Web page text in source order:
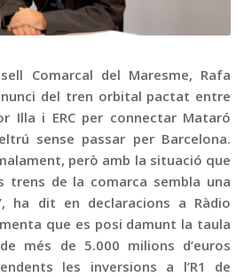
Comarcal del Maresme, Rafa
del tren orbital pactat entre
Illa i ERC per connectar Mataró
sense passar per Barcelona.
però amb la situació que
trens de la comarca sembla una
ha dit en declaracions a Ràdio
que es posi damunt la taula
més de 5.000 milions d’euros
les inversions a l’R1 de